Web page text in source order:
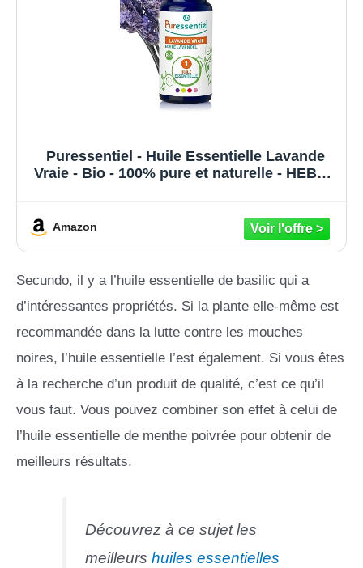
Puressentiel - Huile Essentielle Lavande
Vraie - Bio - 100% pure et naturelle - HEBBD
Amazon
Secundo, il y a l’huile essentielle de basilic qui a
d’intéressantes propriétés. Si la plante elle-même est
recommandée dans la lutte contre les mouches
noires, l’huile essentielle l’est également. Si vous êtes
à la recherche d’un produit de qualité, c’est ce qu’il
vous faut. Vous pouvez combiner son effet à celui de
l’huile essentielle de menthe poivrée pour obtenir de
meilleurs résultats.
Découvrez à ce sujet les
meilleurshuiles essentielles